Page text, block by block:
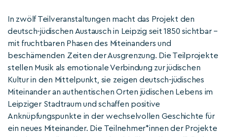
In zwölf Teilveranstaltungen macht das Projekt den
deutsch-jüdischen Austausch in Leipzig seit 1850 sichtbar –
mit fruchtbaren Phasen des Miteinanders und
beschämenden Zeiten der Ausgrenzung. Die Teilprojekte
stellen Musik als emotionale Verbindung zur jüdischen
Kultur in den Mittelpunkt, sie zeigen deutsch-jüdisches
Miteinander an authentischen Orten jüdischen Lebens im
Leipziger Stadtraum und schaffen positive
Anknüpfungspunkte in der wechselvollen Geschichte für
ein neues Miteinander. Die Teilnehmer*innen der Projekte